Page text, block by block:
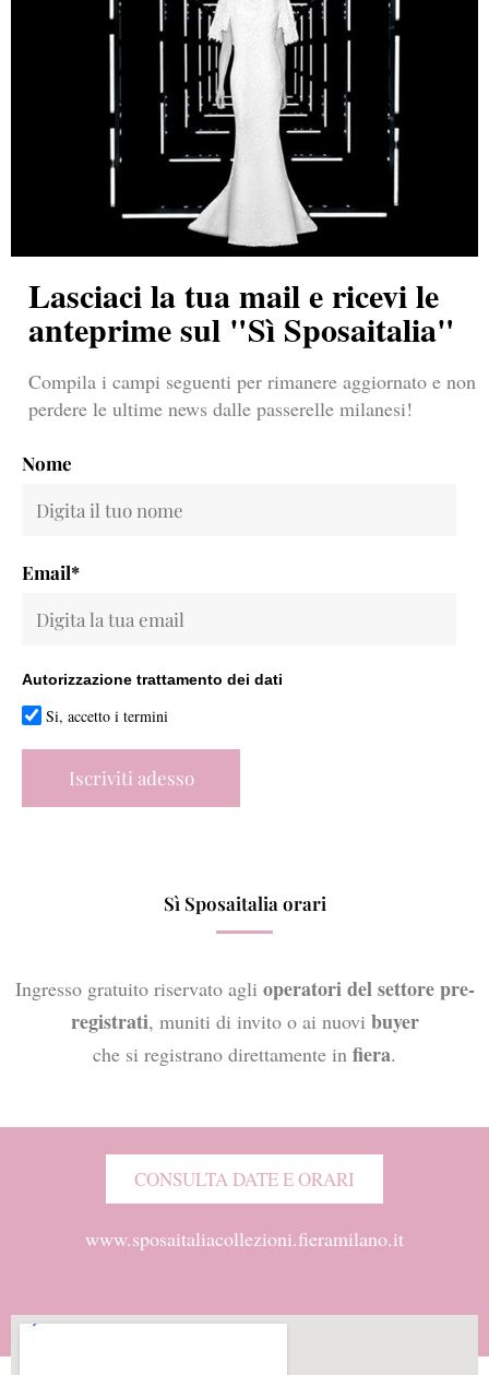
Lasciaci la tua mail e ricevi le
anteprime sul "Sì Sposaitalia"
Compila i campi seguenti per rimanere aggiornato e non
perdere le ultime news dalle passerelle milanesi!
Nome
Email*
Autorizzazione trattamento dei dati
Si, accetto i termini
Iscriviti adesso
Sì Sposaitalia orari
Ingresso gratuito riservato agli operatori del settore pre-
registrati, muniti di invito o ai nuovi buyer
che si registrano direttamente in fiera.
CONSULTA DATE E ORARI
www.sposaitaliacollezioni.fieramilano.it